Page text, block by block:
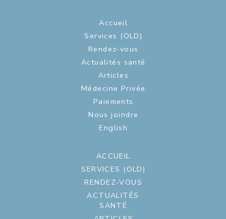
Accueil
Services (OLD)
Rendez-vous
Actualités santé
Articles
Médecine Privée
Paiements
Nous joindre
English
ACCUEIL
SERVICES (OLD)
RENDEZ-VOUS
ACTUALITÉS
SANTÉ